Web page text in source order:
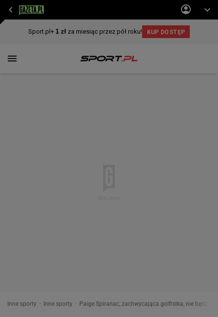
Inne sporty Inne sporty Paige Spiranac, zachwycająca golfistka, nie będzie